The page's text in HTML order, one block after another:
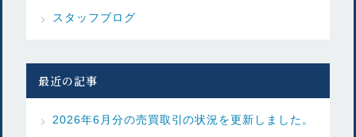
スタッフブログ
最近の記事
2026年6月分の売買取引の状況を更新しました。